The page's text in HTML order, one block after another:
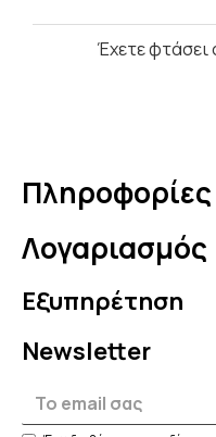
Έχετε φτάσει
Πληροφορίες
Λογαριασμός
Εξυπηρέτηση
Newsletter